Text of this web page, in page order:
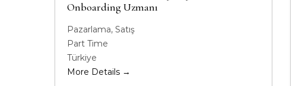
Onboarding Uzmanı
Pazarlama Satış
Part Time
Türkiye
More Details